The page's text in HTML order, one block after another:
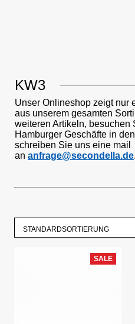
KW3
Unser Onlineshop zeigt nur
aus unserem gesamten
weiteren Artikeln, besuchen
Hamburger Geschäfte in
schreiben Sie uns eine mail
an anfrage@secondella.de.
STANDARDSORTIERUNG
SALE